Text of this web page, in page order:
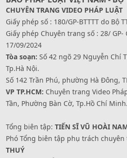
CHUYÊN TRANG VIDEO PHÁP LUẬT
Giấy phép số : 180/GP-BTTTT do Bộ
Giấy phép Chuyên trang số : 28/ GP-
17/09/2024
Tòa soạn: Số 42 ngõ 29 Nguyễn Chí
Tp.Hà Nội.
Số 142 Trần Phú, phường Hà Đông,
VP TP.HCM: Chuyên trang Video
Tần, Phường Bàn Cờ, Tp.Hồ Chí Minh.
Tổng biên tập: TIẾN SĨ VŨ HOÀI
Phó Tổng biên tập phụ trách chuyên
THUÝ